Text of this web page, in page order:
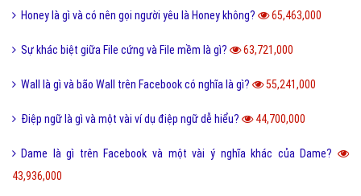
Honey là gì và có nên gọi người yêu là Honey không? 65,463,000
Sự khác biệt giữa File cứng và File mềm là gì? 63,721,000
Wall là gì và bão Wall trên Facebook có nghĩa là gì? 55,241,000
Điệp ngữ là gì và một vài ví dụ điệp ngữ dễ hiểu? 44,700,000
Dame là gì trên Facebook và một vài ý nghĩa khác của Dame?
43,936,000